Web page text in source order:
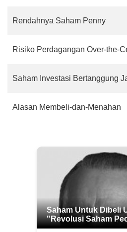
Rendahnya Saham Penny
Risiko Perdagangan Over-the-
Saham Investasi Bertanggung
Alasan Membeli-dan-Menahan
Saham Untuk Dibeli
"Revolusi Saham